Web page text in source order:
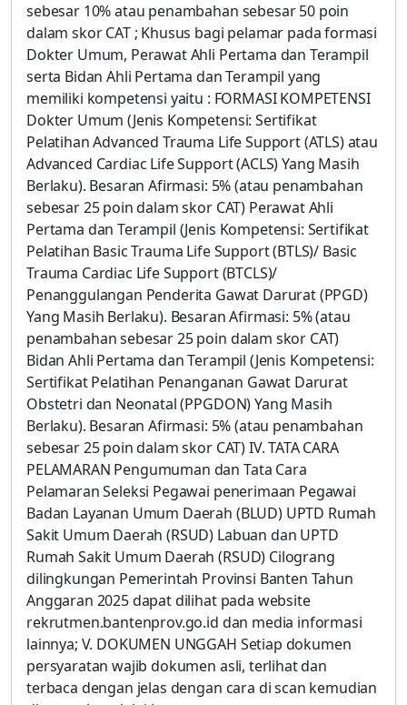
sebesar 10% atau penambahan sebesar 50 poin
dalam skor CAT ; Khusus bagi pelamar pada formasi
Dokter Umum, Perawat Ahli Pertama dan Terampil
serta Bidan Ahli Pertama dan Terampil yang
memiliki kompetensi yaitu : FORMASI KOMPETENSI
Dokter Umum (Jenis Kompetensi: Sertifikat
Pelatihan Advanced Trauma Life Support (ATLS) atau
Advanced Cardiac Life Support (ACLS) Yang Masih
Berlaku). Besaran Afirmasi: 5% (atau penambahan
sebesar 25 poin dalam skor CAT) Perawat Ahli
Pertama dan Terampil (Jenis Kompetensi: Sertifikat
Pelatihan Basic Trauma Life Support (BTLS)/ Basic
Trauma Cardiac Life Support (BTCLS)/
Penanggulangan Penderita Gawat Darurat (PPGD)
Yang Masih Berlaku). Besaran Afirmasi: 5% (atau
penambahan sebesar 25 poin dalam skor CAT)
Bidan Ahli Pertama dan Terampil (Jenis Kompetensi:
Sertifikat Pelatihan Penanganan Gawat Darurat
Obstetri dan Neonatal (PPGDON) Yang Masih
Berlaku). Besaran Afirmasi: 5% (atau penambahan
sebesar 25 poin dalam skor CAT) IV. TATA CARA
PELAMARAN Pengumuman dan Tata Cara
Pelamaran Seleksi Pegawai penerimaan Pegawai
Badan Layanan Umum Daerah (BLUD) UPTD Rumah
Sakit Umum Daerah (RSUD) Labuan dan UPTD
Rumah Sakit Umum Daerah (RSUD) Cilograng
dilingkungan Pemerintah Provinsi Banten Tahun
Anggaran 2025 dapat dilihat pada website
rekrutmen.bantenprov.go.id dan media informasi
lainnya; V. DOKUMEN UNGGAH Setiap dokumen
persyaratan wajib dokumen asli, terlihat dan
terbaca dengan jelas dengan cara di scan kemudian